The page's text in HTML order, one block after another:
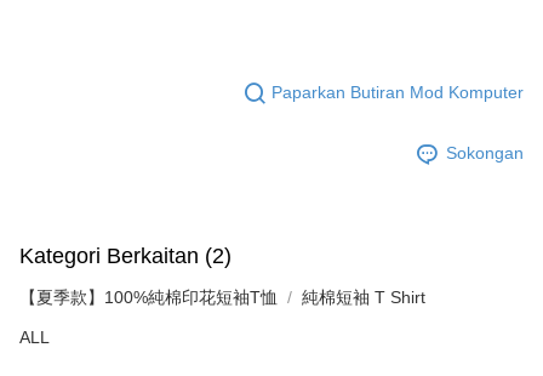
Paparkan Butiran Mod Komputer
Sokongan
Kategori Berkaitan (2)
【夏季款】100%純棉印花短袖T恤 純棉短袖 T Shirt
ALL